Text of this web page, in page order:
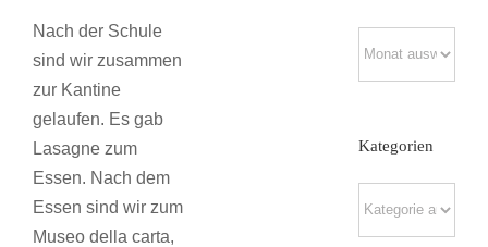
Nach der Schule
sind wir zusammen
zur Kantine
gelaufen. Es gab
Lasagne zum
Essen. Nach dem
Essen sind wir zum
Museo della carta,
Kategorien